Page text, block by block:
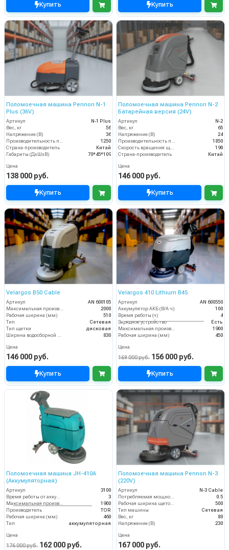
Купить Купить
Поломоечная машина Pennon N-1
Plus (36V)
Артикул
N-1 Plus
Вес, кг
56
Напряжение (В)
36
Производительность по площади (м2/ч)
1250
Страна-производитель
Китай
Габариты (ДхШхВ)
70*45*109
Цена
138 000 руб.
Купить
Поломоечная машина Pennon N-2
Батарейная версия (24V)
Артикул
N-2
Вес, кг
65
Напряжение (В)
24
Производительность по площади (м2/ч)
1850
Скорость вращения щётки (об/мин)
190
Страна-производитель
Китай
Цена
146 000 руб.
Купить
Velargos B50 Cable
Артикул
AN 600105
2000
Рабочая ширина (мм)
510
Тип
Сетевая
Тип щетки
дисковая
830
Цена
146 000 руб.
Купить
Velargos 410 Lithium B45
Артикул
AN 600550
Аккумулятор АКБ (В/А·ч)
100
Время работы (ч)
4
Зарядное устройство
Есть
1900
Рабочая ширина (мм)
450
Цена
169 000 руб. 156 000 руб.
Купить
Поломоечная машина JH-410A
(Аккумуляторная)
Артикул
3100
Время работы от аккумуляторов (ч)
3
1900
Производитель
TOR
Рабочая ширина (мм)
460
Тип
аккумуляторная
Цена
176 000 руб. 162 000 руб.
Поломоечная машина Pennon N-3
(220V)
Артикул
N-3 Cable
0.5
500
Тип машины
Сетевая
Вес, кг
80
Напряжение (В)
230
Цена
167 000 руб.